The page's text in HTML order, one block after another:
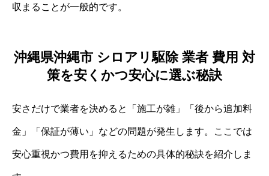
収まることが一般的です。
沖縄県沖縄市 シロアリ駆除 業者 費用 対
策を安くかつ安心に選ぶ秘訣
安さだけで業者を決めると「施工が雑」「後から追加料
金」「保証が薄い」などの問題が発生します。ここでは
安心重視かつ費用を抑えるための具体的秘訣を紹介しま